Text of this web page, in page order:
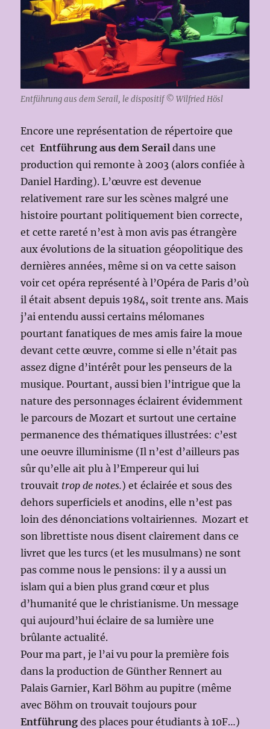
Entführung aus dem Serail, le dispositif © Wilfried Hösl
Encore une représentation de répertoire que
cetEntführung aus dem Serail dans une
production qui remonte à 2003 (alors confiée à
Daniel Harding). L’œuvre est devenue
relativement rare sur les scènes malgré une
histoire pourtant politiquement bien correcte,
et cette rareté n’est à mon avis pas étrangère
aux évolutions de la situation géopolitique des
dernières années, même si on va cette saison
voir cet opéra représenté à l’Opéra de Paris d’où
il était absent depuis 1984, soit trente ans. Mais
j’ai entendu aussi certains mélomanes
pourtant fanatiques de mes amis faire la moue
devant cette œuvre, comme si elle n’était pas
assez digne d’intérêt pour les penseurs de la
musique. Pourtant, aussi bien l’intrigue que la
nature des personnages éclairent évidemment
le parcours de Mozart et surtout une certaine
permanence des thématiques illustrées: c’est
une oeuvre illuminisme (Il n’est d’ailleurs pas
sûr qu’elle ait plu à l’Empereur qui lui
trouvait trop de notes.) et éclairée et sous des
dehors superficiels et anodins, elle n’est pas
loin des dénonciations voltairiennes. Mozart et
son librettiste nous disent clairement dans ce
livret que les turcs (et les musulmans) ne sont
pas comme nous le pensions: il y a aussi un
islam qui a bien plus grand cœur et plus
d’humanité que le christianisme. Un message
qui aujourd’hui éclaire de sa lumière une
brûlante actualité.
Pour ma part, je l’ai vu pour la première fois
dans la production de Günther Rennert au
Palais Garnier, Karl Böhm au pupitre (même
avec Böhm on trouvait toujours pour
Entführung des places pour étudiants à 10F…)